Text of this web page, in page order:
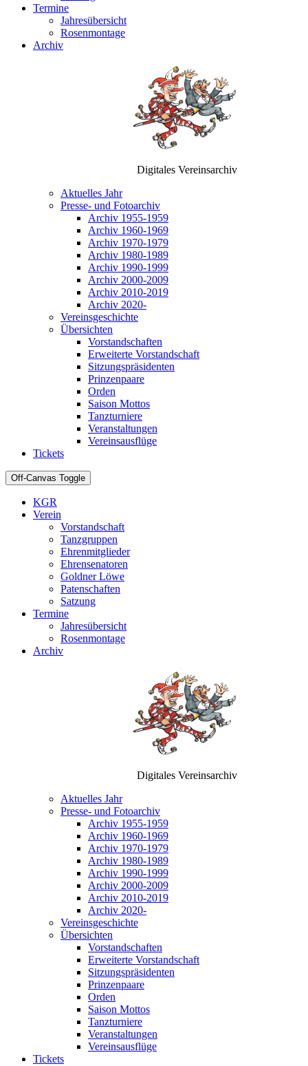
Termine
Jahresübersicht
Rosenmontage
Archiv
Digitales Vereinsarchiv
Aktuelles Jahr
Presse- und Fotoarchiv
Archiv 1955-1959
Archiv 1960-1969
Archiv 1970-1979
Archiv 1980-1989
Archiv 1990-1999
Archiv 2000-2009
Archiv 2010-2019
Archiv 2020-
Vereinsgeschichte
Übersichten
Vorstandschaften
Erweiterte Vorstandschaft
Sitzungspräsidenten
Prinzenpaare
Orden
Saison Mottos
Tanzturniere
Veranstaltungen
Vereinsausflüge
Tickets
Off-Canvas Toggle
KGR
Verein
Vorstandschaft
Tanzgruppen
Ehrenmitglieder
Ehrensenatoren
Goldner Löwe
Patenschaften
Satzung
Termine
Jahresübersicht
Rosenmontage
Archiv
Digitales Vereinsarchiv
Aktuelles Jahr
Presse- und Fotoarchiv
Archiv 1955-1959
Archiv 1960-1969
Archiv 1970-1979
Archiv 1980-1989
Archiv 1990-1999
Archiv 2000-2009
Archiv 2010-2019
Archiv 2020-
Vereinsgeschichte
Übersichten
Vorstandschaften
Erweiterte Vorstandschaft
Sitzungspräsidenten
Prinzenpaare
Orden
Saison Mottos
Tanzturniere
Veranstaltungen
Vereinsausflüge
Tickets